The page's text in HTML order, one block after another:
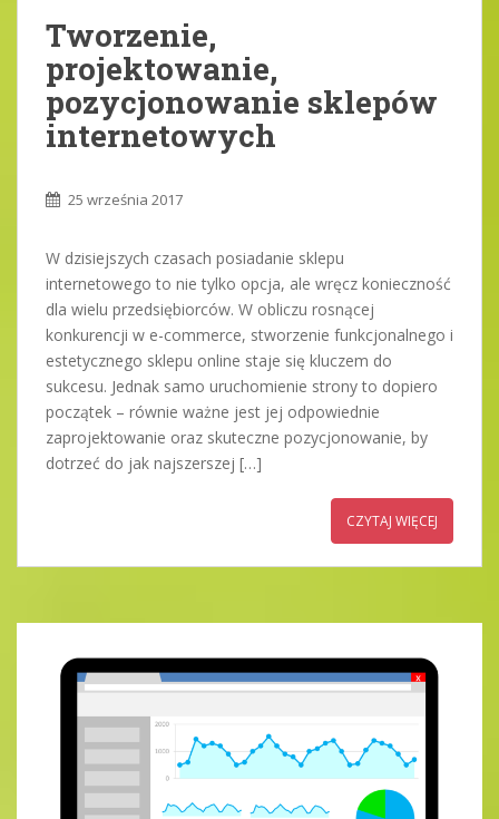
Tworzenie,
projektowanie,
pozycjonowanie sklepów
internetowych
25 września 2017
W dzisiejszych czasach posiadanie sklepu
internetowego to nie tylko opcja, ale wręcz konieczność
dla wielu przedsiębiorców. W obliczu rosnącej
konkurencji w e-commerce, stworzenie funkcjonalnego i
estetycznego sklepu online staje się kluczem do
sukcesu. Jednak samo uruchomienie strony to dopiero
początek – równie ważne jest jej odpowiednie
zaprojektowanie oraz skuteczne pozycjonowanie, by
dotrzeć do jak najszerszej […]
CZYTAJ WIĘCEJ